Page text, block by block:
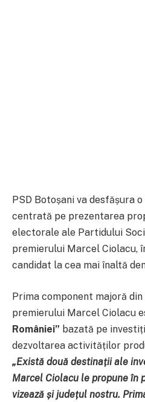
PSD Botoșani va desfășura
centrată pe prezentarea
electorale ale Partidului
premierului Marcel Ciolacu,
candidat la cea mai înaltă
Prima component majoră
premierului Marcel Ciolacu
României” bazată pe
dezvoltarea activităților
„Există două destinații ale
Marcel Ciolacu le propune în
vizează și județul nostru.